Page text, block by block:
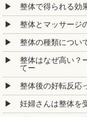
整体で得られる効
整体とマッサージ
整体の種類につい
整体はなぜ高い？
てー
整体後の好転反応
妊婦さんは整体を